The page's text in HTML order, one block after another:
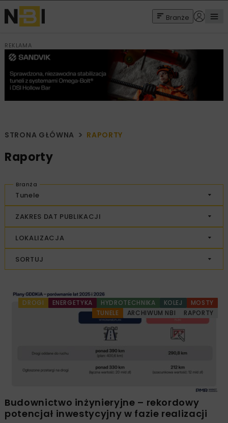
Branże
REKLAMA
STRONA GŁÓWNA RAPORTY
Raporty
Tunele
Branża
ZAKRES DAT PUBLIKACJI
LOKALIZACJA
SORTUJ
DROGI ENERGETYKA HYDROTECHNIKA KOLEJ
MOSTY
TUNELE
ARCHIWUM NBI RAPORTY
Budownictwo inżynieryjne – rekordowy
potencjał inwestycyjny w fazie realizacji